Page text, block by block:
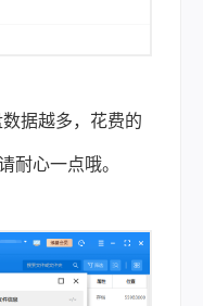
据越多，花费的
耐心一点哦。